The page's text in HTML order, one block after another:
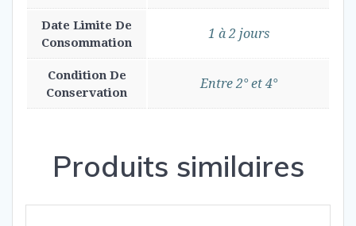
Date Limite De
Consommation
1 à 2 jours
Condition De
Conservation
Entre 2° et 4°
Produits similaires